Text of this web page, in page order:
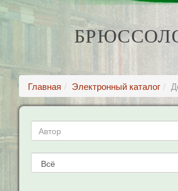
Главная Электронный каталог